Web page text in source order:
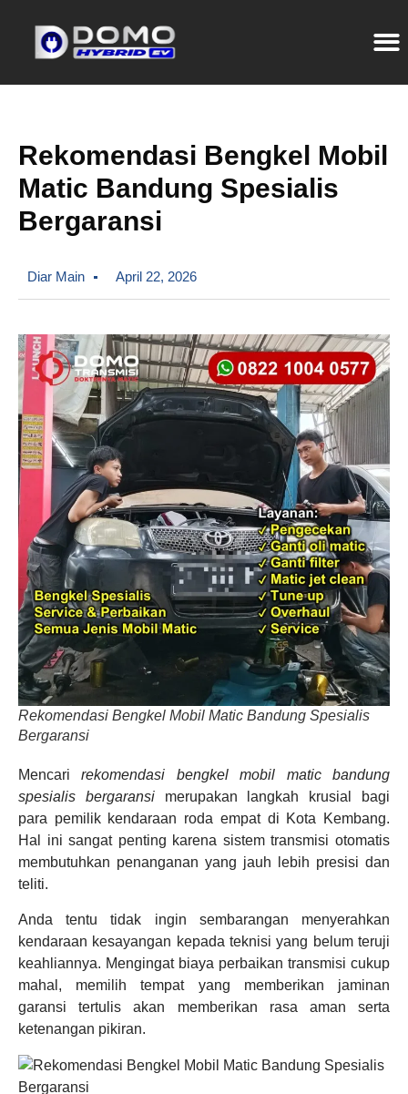
Rekomendasi Bengkel Mobil
Matic Bandung Spesialis
Bergaransi
Diar Main April 22, 2026
Rekomendasi Bengkel Mobil Matic Bandung Spesialis
Bergaransi
Mencarirekomendasi bengkel mobil matic bandung
spesialis bergaransimerupakan langkah krusial bagi
para pemilik kendaraan roda empat di Kota Kembang.
Hal ini sangat penting karena sistem transmisi otomatis
membutuhkan penanganan yang jauh lebih presisi dan
teliti.
Anda tentu tidak ingin sembarangan menyerahkan
kendaraan kesayangan kepada teknisi yang belum teruji
keahliannya. Mengingat biaya perbaikan transmisi cukup
mahal, memilih tempat yang memberikan jaminan
garansi tertulis akan memberikan rasa aman serta
ketenangan pikiran.